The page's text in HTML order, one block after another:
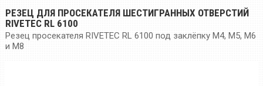
РЕЗЕЦ ДЛЯ ПРОСЕКАТЕЛЯ ШЕСТИГРАННЫХ ОТВЕРСТИЙ
RIVETEC RL 6100
Резец просекателя RIVETEC RL 6100 под заклёпку М4, М5, M6
и М8